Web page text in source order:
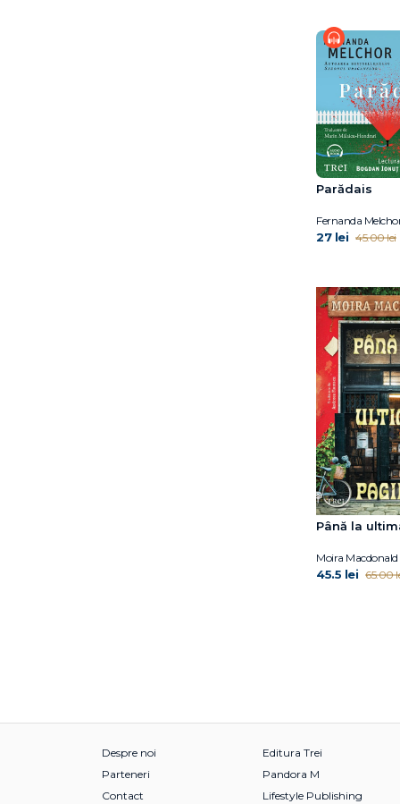
Nino Haratischwili
Parădais
Fernanda
27 lei 45.00 lei
Până la
Moira Macdonald
45.5 lei 65.00
Despre noi
Parteneri
Contact
Editura Trei
Pandora M
Lifestyle Publishing